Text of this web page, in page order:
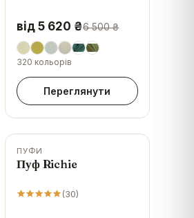
від 5 620 ₴6 500 ₴
320 кольорів
Переглянути
-12%
ПУФИ
Пуф Richie
(30)